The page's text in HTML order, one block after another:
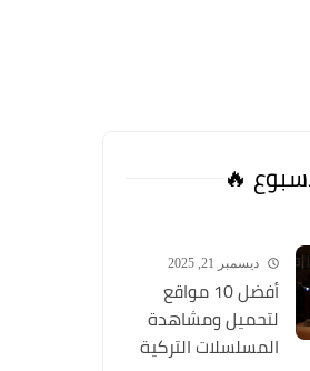
🔥
ديسمبر 21, 2025
أفضل 10 مواقع
لتحميل ومشاهدة
المسلسلات التركية